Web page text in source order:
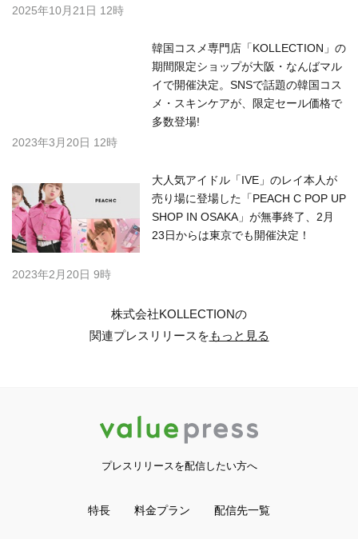
2025年10月21日 12時
韓国コスメ専門店「KOLLECTION」の
期間限定ショップが大阪・なんばマル
イで開催決定。SNSで話題の韓国コス
メ・スキンケアが、限定セール価格で
多数登場!
2023年3月20日 12時
大人気アイドル「IVE」のレイ本人が
売り場に登場した「PEACH C POP UP
SHOP IN OSAKA」が無事終了、2月
23日からは東京でも開催決定！
2023年2月20日 9時
株式会社KOLLECTIONの
関連プレスリリースをもっと見る
プレスリリースを配信したい方へ
特長 料金プラン 配信先一覧